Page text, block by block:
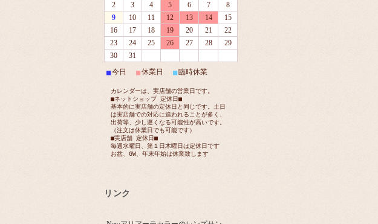
2
3 4 5 6 7
8
9
10 11 12 13 14
15
16
17 18 19 20 21
22
23
24 25 26 27 28
29
30
31
■今日 ■休業日 ■臨時休業
カレンダーは、実店舗の営業日です。
■ネットショップ 定休日■
基本的に実店舗の定休日と同じです。土日
は実店舗での対応に追われることが多く、
出荷等、少し遅くなる可能性が高いです。
（注文は休業日でも可能です）
■実店舗 定休日■
毎週水曜日、第１日木曜日は定休日です
お盆、GW、年末年始は休業致します
リンク